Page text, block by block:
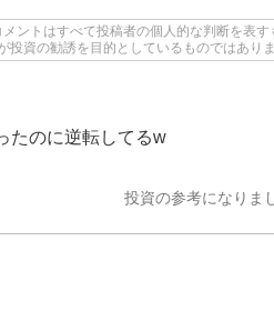
ントはすべて投稿者の個人的な判断を表す
投資の勧誘を目的としているものではありま
たのに逆転してるw
投資の参考になりま